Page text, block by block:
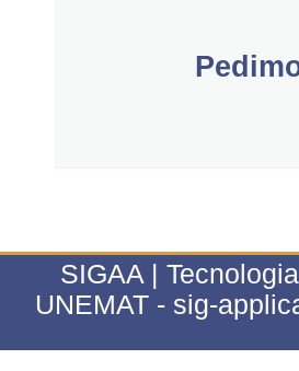
SIGAA |
UNEMAT - sig-